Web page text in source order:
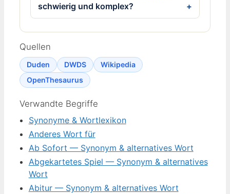
schwierig und komplex?
Quellen
Duden DWDS
Wikipedia
OpenThesaurus
Verwandte Begriffe
Synonyme & Wortlexikon
Anderes Wort für
Ab Sofort — Synonym & alternatives Wort
Abgekartetes Spiel — Synonym & alternatives
Wort
Abitur — Synonym & alternatives Wort